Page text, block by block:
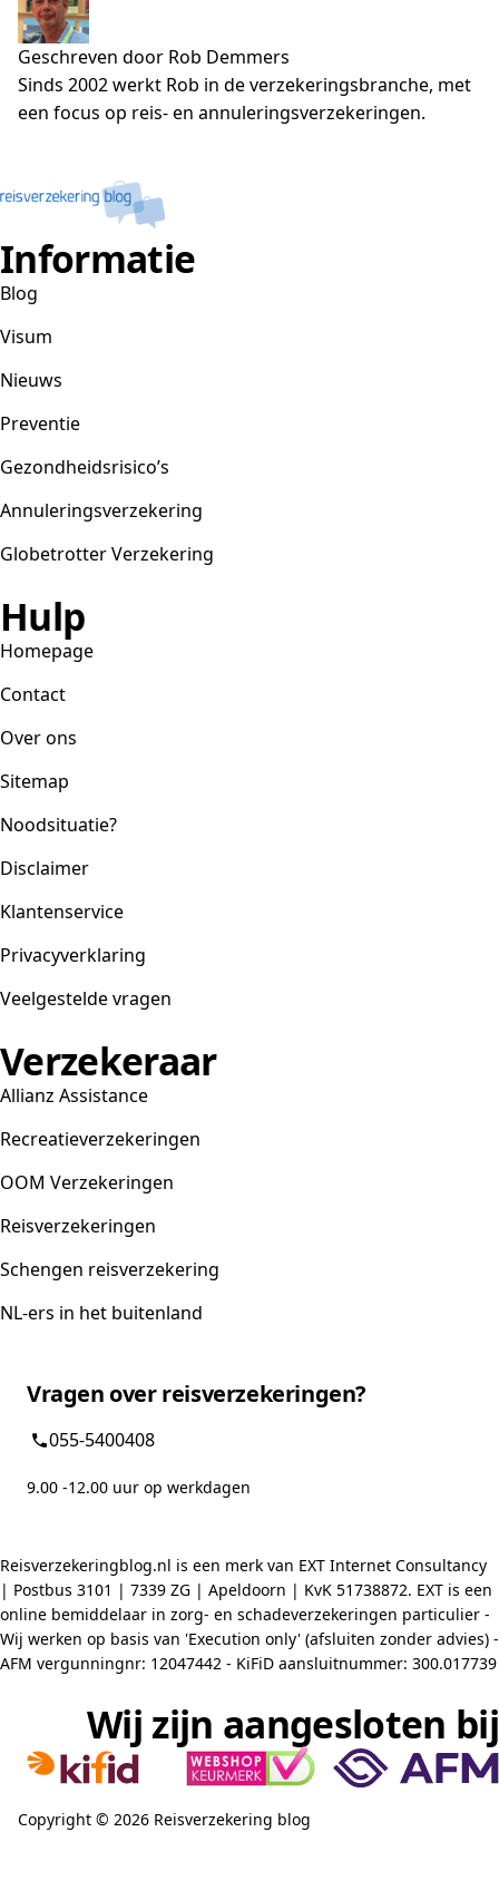
Geschreven door Rob Demmers
Sinds 2002 werkt Rob in de verzekeringsbranche, met
een focus op reis- en annuleringsverzekeringen.
Informatie
Blog
Visum
Nieuws
Preventie
Gezondheidsrisico’s
Annuleringsverzekering
Globetrotter Verzekering
Hulp
Homepage
Contact
Over ons
Sitemap
Noodsituatie?
Disclaimer
Klantenservice
Privacyverklaring
Veelgestelde vragen
Verzekeraar
Allianz Assistance
Recreatieverzekeringen
OOM Verzekeringen
Reisverzekeringen
Schengen reisverzekering
NL-ers in het buitenland
Vragen over reisverzekeringen?
055-5400408
9.00 -12.00 uur op werkdagen
Reisverzekeringblog.nl is een merk van EXT Internet Consultancy
| Postbus 3101 | 7339 ZG | Apeldoorn | KvK 51738872. EXT is een
online bemiddelaar in zorg- en schadeverzekeringen particulier -
Wij werken op basis van 'Execution only' (afsluiten zonder advies) -
AFM vergunningnr: 12047442 - KiFiD aansluitnummer: 300.017739
Wij zijn aangesloten bij
Copyright © 2026 Reisverzekering blog